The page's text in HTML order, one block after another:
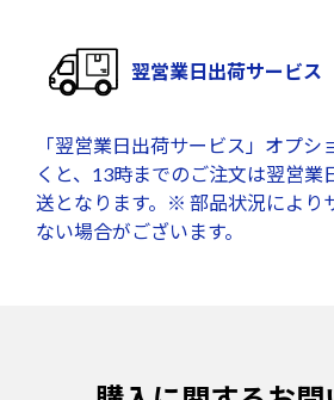
翌営業日出荷サービス
「翌営業日出荷サービス」オプシ
くと、13時までのご注文は翌営業
送となります。※ 部品状況により
ない場合がございます。